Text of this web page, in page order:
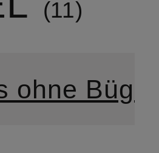
11
ohne Bügel